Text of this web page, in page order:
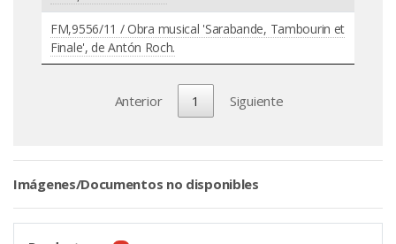
FM,9556/11 / Obra musical 'Sarabande, Tambourin et
Finale', de Antón Roch.
Anterior 1 Siguiente
Imágenes/Documentos no disponibles